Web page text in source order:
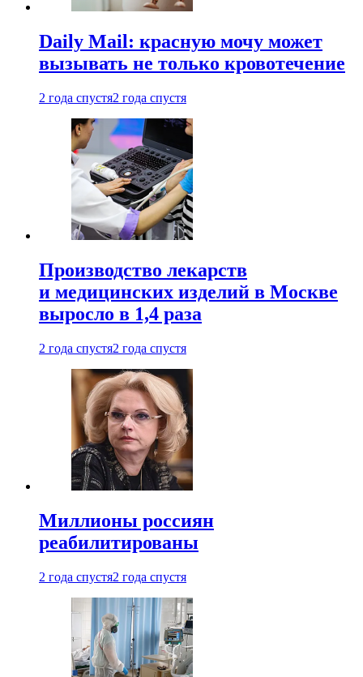
Daily Mail: красную мочу может
вызывать не только кровотечение
2 года спустя2 года спустя
Производство лекарств
и медицинских изделий в Москве
выросло в 1,4 раза
2 года спустя2 года спустя
Миллионы россиян
реабилитированы
2 года спустя2 года спустя